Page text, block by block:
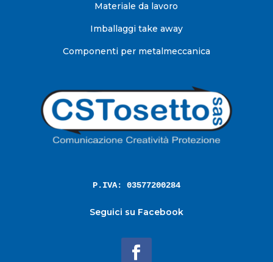
Materiale da lavoro
Imballaggi take away
Componenti per metalmeccanica
P.IVA: 03577200284
Seguici su Facebook